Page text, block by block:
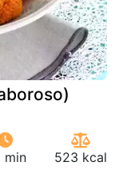
min 523 kcal